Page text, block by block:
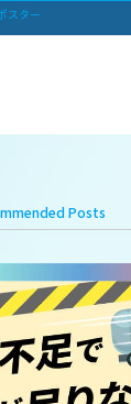
スター
Posts